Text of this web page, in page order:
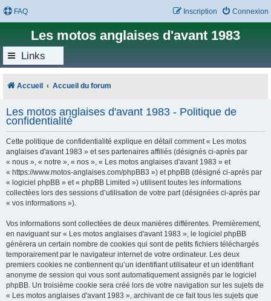
FAQ Connexion
Inscription
Les motos anglaises d'avant 1983
Links
Accueil Accueil du forum
Les motos anglaises d'avant 1983 - Politique de
confidentialité
Cette politique de confidentialité explique en détail comment « Les motos
anglaises d'avant 1983 » et ses partenaires affiliés (désignés ci-après par
« nous », « notre », « nos », « Les motos anglaises d'avant 1983 » et
« https://www.motos-anglaises.com/phpBB3 ») et phpBB (désigné ci-après par
« logiciel phpBB » et « phpBB Limited ») utilisent toutes les informations
collectées lors des sessions d’utilisation de votre part (désignées ci-après par
« vos informations »).
Vos informations sont collectées de deux manières différentes. Premièrement,
en naviguant sur « Les motos anglaises d'avant 1983 », le logiciel phpBB
génèrera un certain nombre de cookies qui sont de petits fichiers téléchargés
temporairement par le navigateur internet de votre ordinateur. Les deux
premiers cookies ne contiennent qu’un identifiant utilisateur et un identifiant
anonyme de session qui vous sont automatiquement assignés par le logiciel
phpBB. Un troisième cookie sera créé lors de votre navigation sur les sujets de
« Les motos anglaises d'avant 1983 », archivant de ce fait tous les sujets que